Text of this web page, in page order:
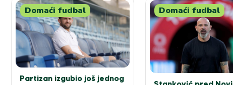
Domaći fudbal
Partizan izgubio još jednog
Domaći fudbal